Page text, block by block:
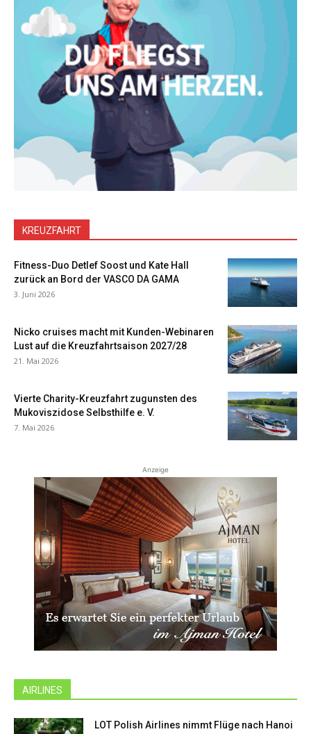
KREUZFAHRT
Fitness-Duo Detlef Soost und Kate Hall
zurück an Bord der VASCO DA GAMA
3. Juni 2026
Nicko cruises macht mit Kunden-Webinaren
Lust auf die Kreuzfahrtsaison 2027/28
21. Mai 2026
Vierte Charity-Kreuzfahrt zugunsten des
Mukoviszidose Selbsthilfe e. V.
7. Mai 2026
Anzeige
AIRLINES
LOT Polish Airlines nimmt Flüge nach Hanoi